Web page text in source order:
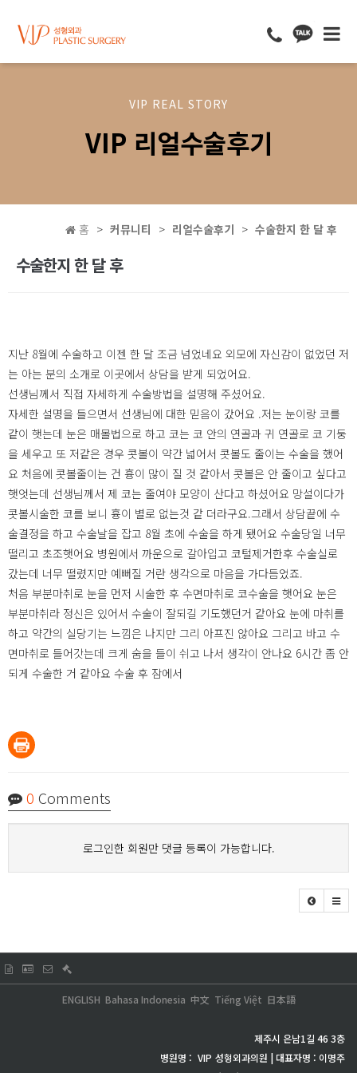
VIP REAL STORY
VIP 리얼수술후기
홈 커뮤니티 리얼수술후기 수술한지 한 달 후
수술한지 한 달 후
지난 8월에 수술하고 이젠 한 달 조금 넘었네요 외모에 자신감이 없었던 저
는 아는 분의 소개로 이곳에서 상담을 받게 되었어요.
선생님께서 직접 자세하게 수술방법을 설명해 주셨어요.
자세한 설명을 들으면서 선생님에 대한 믿음이 갔어요 .저는 눈이랑 코를
같이 햇는데 눈은 매몰법으로 하고 코는 코 안의 연골과 귀 연골로 코 기둥
을 세우고 또 저같은 경우 콧볼이 약간 넓어서 콧볼도 줄이는 수술을 했어
요 처음에 콧볼줄이는 건 흉이 많이 질 것 같아서 콧볼은 안 줄이고 싶다고
햇엇는데 선생님께서 제 코는 줄여야 모양이 산다고 하셨어요 망설이다가
콧볼시술한 코를 보니 흉이 별로 없는것 같 더라구요.그래서 상담끝에 수
술결정을 하고 수술날을 잡고 8월 초에 수술을 하게 됐어요 수술당일 너무
떨리고 초조햇어요 병원에서 까운으로 갈아입고 코털제거한후 수술실로
갔는데 너무 떨렸지만 예뻐질 거란 생각으로 마음을 가다듬었죠.
처음 부분마취로 눈을 먼저 시술한 후 수면마취로 코수술을 햇어요 눈은
부분마취라 정신은 있어서 수술이 잘되길 기도했던거 같아요 눈에 마취를
하고 약간의 실당기는 느낌은 나지만 그리 아프진 않아요 그리고 바고 수
면마취로 들어갓는데 크게 숨을 들이 쉬고 나서 생각이 안나요 6시간 좀 안
되게 수술한 거 같아요 수술 후 잠에서
0 Comments
로그인한 회원만 댓글 등록이 가능합니다.
日本語
Tiếng Việt
中文
Bahasa Indonesia
ENGLISH
제주시 은남1길 46 3층
병원명 : VIP 성형외과의원 | 대표자명 : 이명주